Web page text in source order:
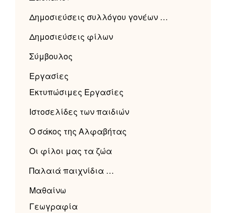
Δημοσιεύσεις συλλόγου γονέων …
Δημοσιεύσεις φίλων
Σύμβουλος
Εργασίες
Εκτυπώσιμες Εργασίες
Ιστοσελίδες των παιδιών
Ο σάκος της Αλφαβήτας
Οι φίλοι μας τα ζώα
Παλαιά παιχνίδια …
Μαθαίνω
Γεωγραφία